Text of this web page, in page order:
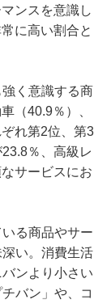
ンスを意識し
に高い割合と
く意識する商
（40.9％）、
れ第2位、第3
％、高級レ
サービスにお
る商品やサー
い。消費生活
ンより小さい
バン」や、コ